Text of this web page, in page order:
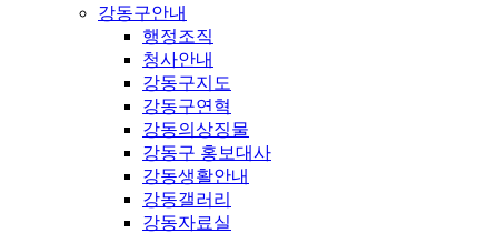
강동구안내
행정조직
청사안내
강동구지도
강동구연혁
강동의상징물
강동구 홍보대사
강동생활안내
강동갤러리
강동자료실